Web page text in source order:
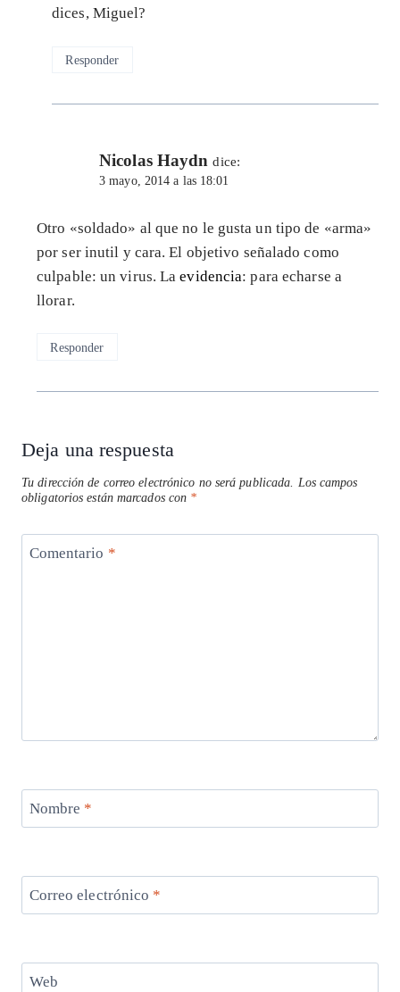
dices, Miguel?
Responder
Nicolas Haydn dice:
3 mayo, 2014 a las 18:01
Otro «soldado» al que no le gusta un tipo de «arma»
por ser inutil y cara. El objetivo señalado como
culpable: un virus. Laevidencia: para echarse a
llorar.
Responder
Deja una respuesta
Tu dirección de correo electrónico no será publicada. Los campos
obligatorios están marcados con *
Comentario *
Nombre *
Correo electrónico *
Web